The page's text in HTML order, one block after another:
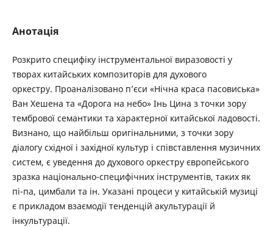
Анотація
Розкрито специфіку інструментальної виразовості у
творах китайських композиторів для духового
оркестру. Проаналізовано п’єси «Нічна краса пасовиська»
Ван Хешена та «Дорога на небо» Інь Цина з точки зору
тембрової семантики та характерної китайської ладовості.
Визнано, що найбільш оригінальними, з точки зору
діалогу східної і західної культур і співставлення музичних
систем, є уведення до духового оркестру європейського
зразка національно-специфічних інструментів, таких як
пі-па, цимбали та ін. Указані процеси у китайській музиці
є прикладом взаємодії тенденцій акультурації й
інкультурації.